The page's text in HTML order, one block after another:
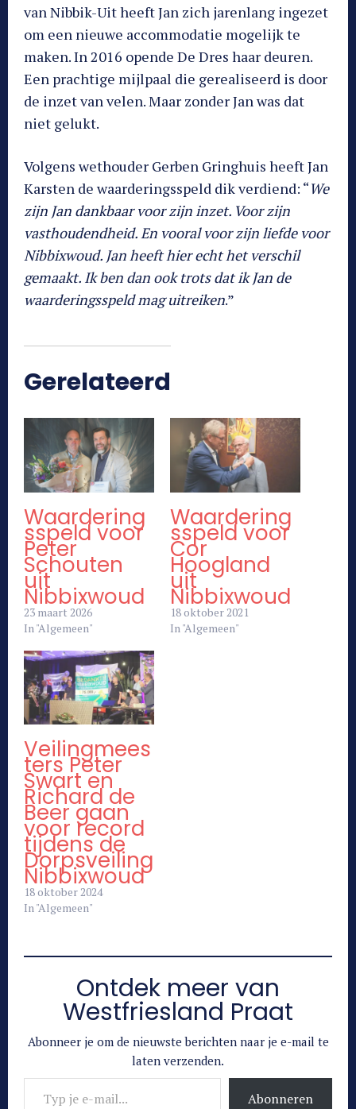
van Nibbik-Uit heeft Jan zich jarenlang ingezet
om een nieuwe accommodatie mogelijk te
maken. In 2016 opende De Dres haar deuren.
Een prachtige mijlpaal die gerealiseerd is door
de inzet van velen. Maar zonder Jan was dat
niet gelukt.
Volgens wethouder Gerben Gringhuis heeft Jan
Karsten de waarderingsspeld dik verdiend: “We
zijn Jan dankbaar voor zijn inzet. Voor zijn
vasthoudendheid. En vooral voor zijn liefde voor
Nibbixwoud. Jan heeft hier echt het verschil
gemaakt. Ik ben dan ook trots dat ik Jan de
waarderingsspeld mag uitreiken.”
Gerelateerd
Waardering
sspeld voor
Peter
Schouten
uit
Nibbixwoud
23 maart 2026
In "Algemeen"
Waardering
sspeld voor
Cor
Hoogland
uit
Nibbixwoud
18 oktober 2021
In "Algemeen"
Veilingmees
ters Peter
Swart en
Richard de
Beer gaan
voor record
tijdens de
Dorpsveiling
Nibbixwoud
18 oktober 2024
In "Algemeen"
Ontdek meer van
Westfriesland Praat
Abonneer je om de nieuwste berichten naar je e-mail te
laten verzenden.
Typ je e-mail...
Abonneren